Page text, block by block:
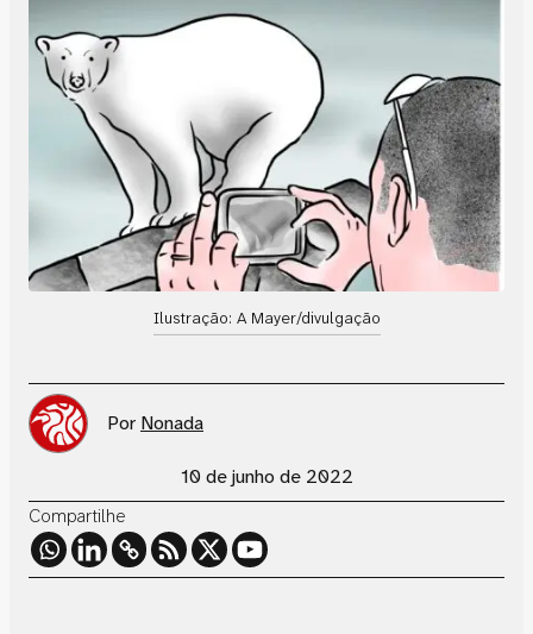
Ilustração: A Mayer/divulgação
Por Nonada
10 de junho de 2022
Compartilhe